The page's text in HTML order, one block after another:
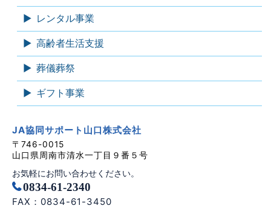
レンタル事業
高齢者生活支援
葬儀葬祭
ギフト事業
JA協同サポート山口株式会社
〒746-0015
山口県周南市清水一丁目９番５号
お気軽にお問い合わせください。
0834-61-2340
FAX：0834-61-3450